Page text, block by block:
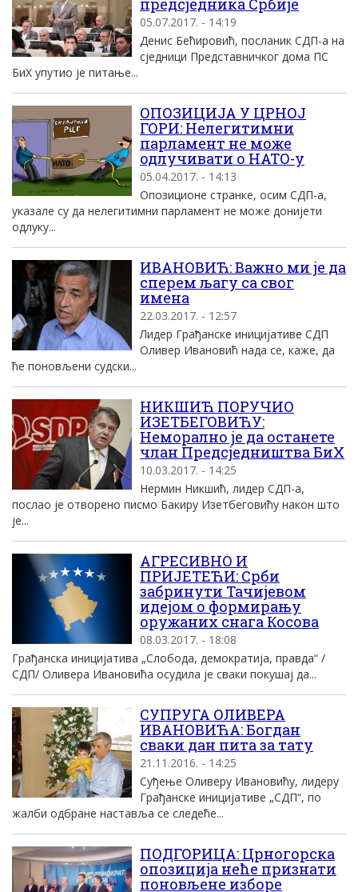
предсједника Србије
05.07.2017. - 14:19
Денис Бећировић, посланик СДП-а на
сједници Представничког дома ПС
БиХ упутио је питање...
ОПОЗИЦИЈА У ЦРНОЈ
ГОРИ: Нелегитимни
парламент не може
одлучивати о НАТО-у
05.04.2017. - 14:13
Опозиционе странке, осим СДП-а,
указале су да нелегитимни парламент не може донијети
одлуку...
ИВАНОВИЋ: Важно ми је да
сперем љагу са свог
имена
22.03.2017. - 12:57
Лидер Грађанске иницијативе СДП
Оливер Ивановић нада се, каже, да
ће поновљени судски...
НИКШИЋ ПОРУЧИО
ИЗЕТБЕГОВИЋУ:
Неморално је да останете
члан Предсједништва БиХ
10.03.2017. - 14:25
Нермин Никшић, лидер СДП-а,
послао је отворено писмо Бакиру Изетбеговићу након што
је...
АГРЕСИВНО И
ПРИЈЕТЕЋИ: Срби
забринути Тачијевом
идејом о формирању
оружаних снага Косова
08.03.2017. - 18:08
Грађанска иницијатива „Слобода, демократија, правда“ /
СДП/ Оливера Ивановића осудила је сваки покушај да...
СУПРУГА ОЛИВЕРА
ИВАНОВИЋА: Богдан
сваки дан пита за тату
21.11.2016. - 14:25
Суђење Оливеру Ивановићу, лидеру
Грађанске иницијативе „СДП“, по
жалби одбране наставља се следеће...
ПОДГОРИЦА: Црногорска
опозиција неће признати
поновљене изборе